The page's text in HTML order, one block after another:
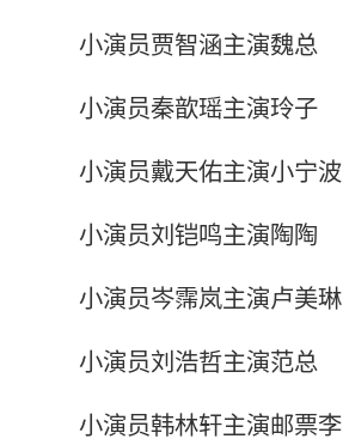
小演员贾智涵主演魏总
小演员秦歆瑶主演玲子
小演员戴天佑主演小宁波
小演员刘铠鸣主演陶陶
小演员岑霈岚主演卢美琳
小演员刘浩哲主演范总
小演员韩林轩主演邮票李